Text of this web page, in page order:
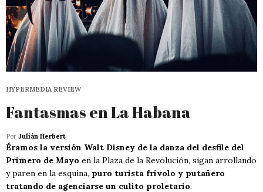
HYPERMEDIA REVIEW
Fantasmas en La Habana
Por Julián Herbert
Éramos la versión Walt Disney de la danza del desfile del
Primero de Mayo en la Plaza de la Revolución, sigan arrollando
y paren en la esquina, puro turista frívolo y putañero
tratando de agenciarse un culito proletario.